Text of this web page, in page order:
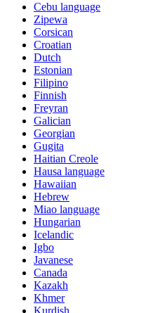
Cebu language
Zipewa
Corsican
Croatian
Dutch
Estonian
Filipino
Finnish
Freyran
Galician
Georgian
Gugita
Haitian Creole
Hausa language
Hawaiian
Hebrew
Miao language
Hungarian
Icelandic
Igbo
Javanese
Canada
Kazakh
Khmer